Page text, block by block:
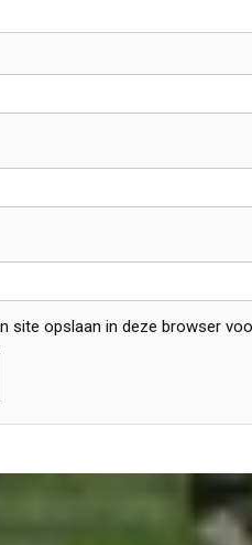
site opslaan in deze browser